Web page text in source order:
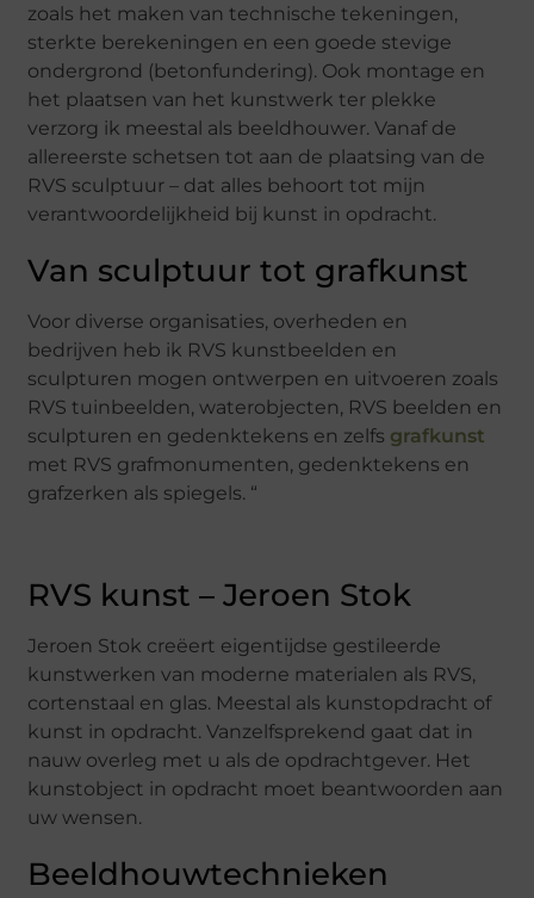
zoals het maken van technische tekeningen,
sterkte berekeningen en een goede stevige
ondergrond (betonfundering). Ook montage en
het plaatsen van het kunstwerk ter plekke
verzorg ik meestal als beeldhouwer. Vanaf de
allereerste schetsen tot aan de plaatsing van de
RVS sculptuur – dat alles behoort tot mijn
verantwoordelijkheid bij kunst in opdracht.
Van sculptuur tot grafkunst
Voor diverse organisaties, overheden en
bedrijven heb ik RVS kunstbeelden en
sculpturen mogen ontwerpen en uitvoeren zoals
RVS tuinbeelden, waterobjecten, RVS beelden en
sculpturen en gedenktekens en zelfs grafkunst
met RVS grafmonumenten, gedenktekens en
grafzerken als spiegels. “
RVS kunst – Jeroen Stok
Jeroen Stok creëert eigentijdse gestileerde
kunstwerken van moderne materialen als RVS,
cortenstaal en glas. Meestal als kunstopdracht of
kunst in opdracht. Vanzelfsprekend gaat dat in
nauw overleg met u als de opdrachtgever. Het
kunstobject in opdracht moet beantwoorden aan
uw wensen.
Beeldhouwtechnieken